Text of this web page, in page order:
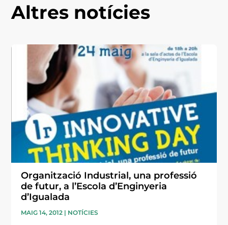
Altres notícies
Organització Industrial, una professió
de futur, a l’Escola d’Enginyeria
d’Igualada
MAIG 14, 2012 | NOTÍCIES